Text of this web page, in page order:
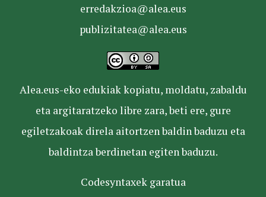
erredakzioa@alea.eus
publizitatea@alea.eus
Alea.eus-eko edukiak kopiatu, moldatu, zabaldu
eta argitaratzeko libre zara, beti ere, gure
egiletzakoak direla aitortzen baldin baduzu eta
baldintza berdinetan egiten baduzu.
Codesyntaxek garatua